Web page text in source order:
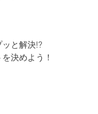
と解決!?
決めよう！